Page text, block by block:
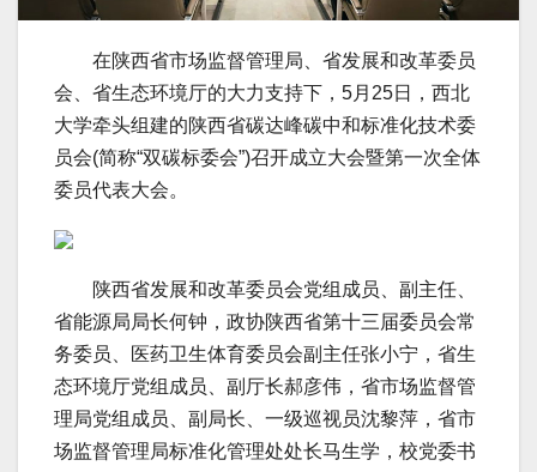
在陕西省市场监督管理局、省发展和改革委员
会、省生态环境厅的大力支持下，5月25日，西北
大学牵头组建的陕西省碳达峰碳中和标准化技术委
员会(简称“双碳标委会”)召开成立大会暨第一次全体
委员代表大会。
陕西省发展和改革委员会党组成员、副主任、
省能源局局长何钟，政协陕西省第十三届委员会常
务委员、医药卫生体育委员会副主任张小宁，省生
态环境厅党组成员、副厅长郝彦伟，省市场监督管
理局党组成员、副局长、一级巡视员沈黎萍，省市
场监督管理局标准化管理处处长马生学，校党委书